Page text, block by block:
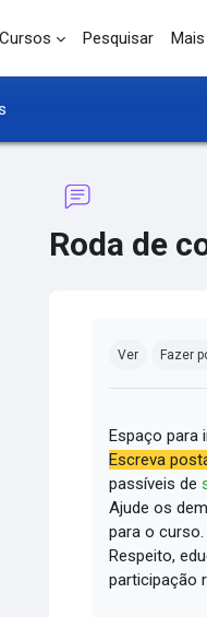
Cursos Pesquisar Mais
Roda de
Ver Fazer
Espaço para
Escreva
passíveis de
Ajude os
para o curso.
Respeito,
participação